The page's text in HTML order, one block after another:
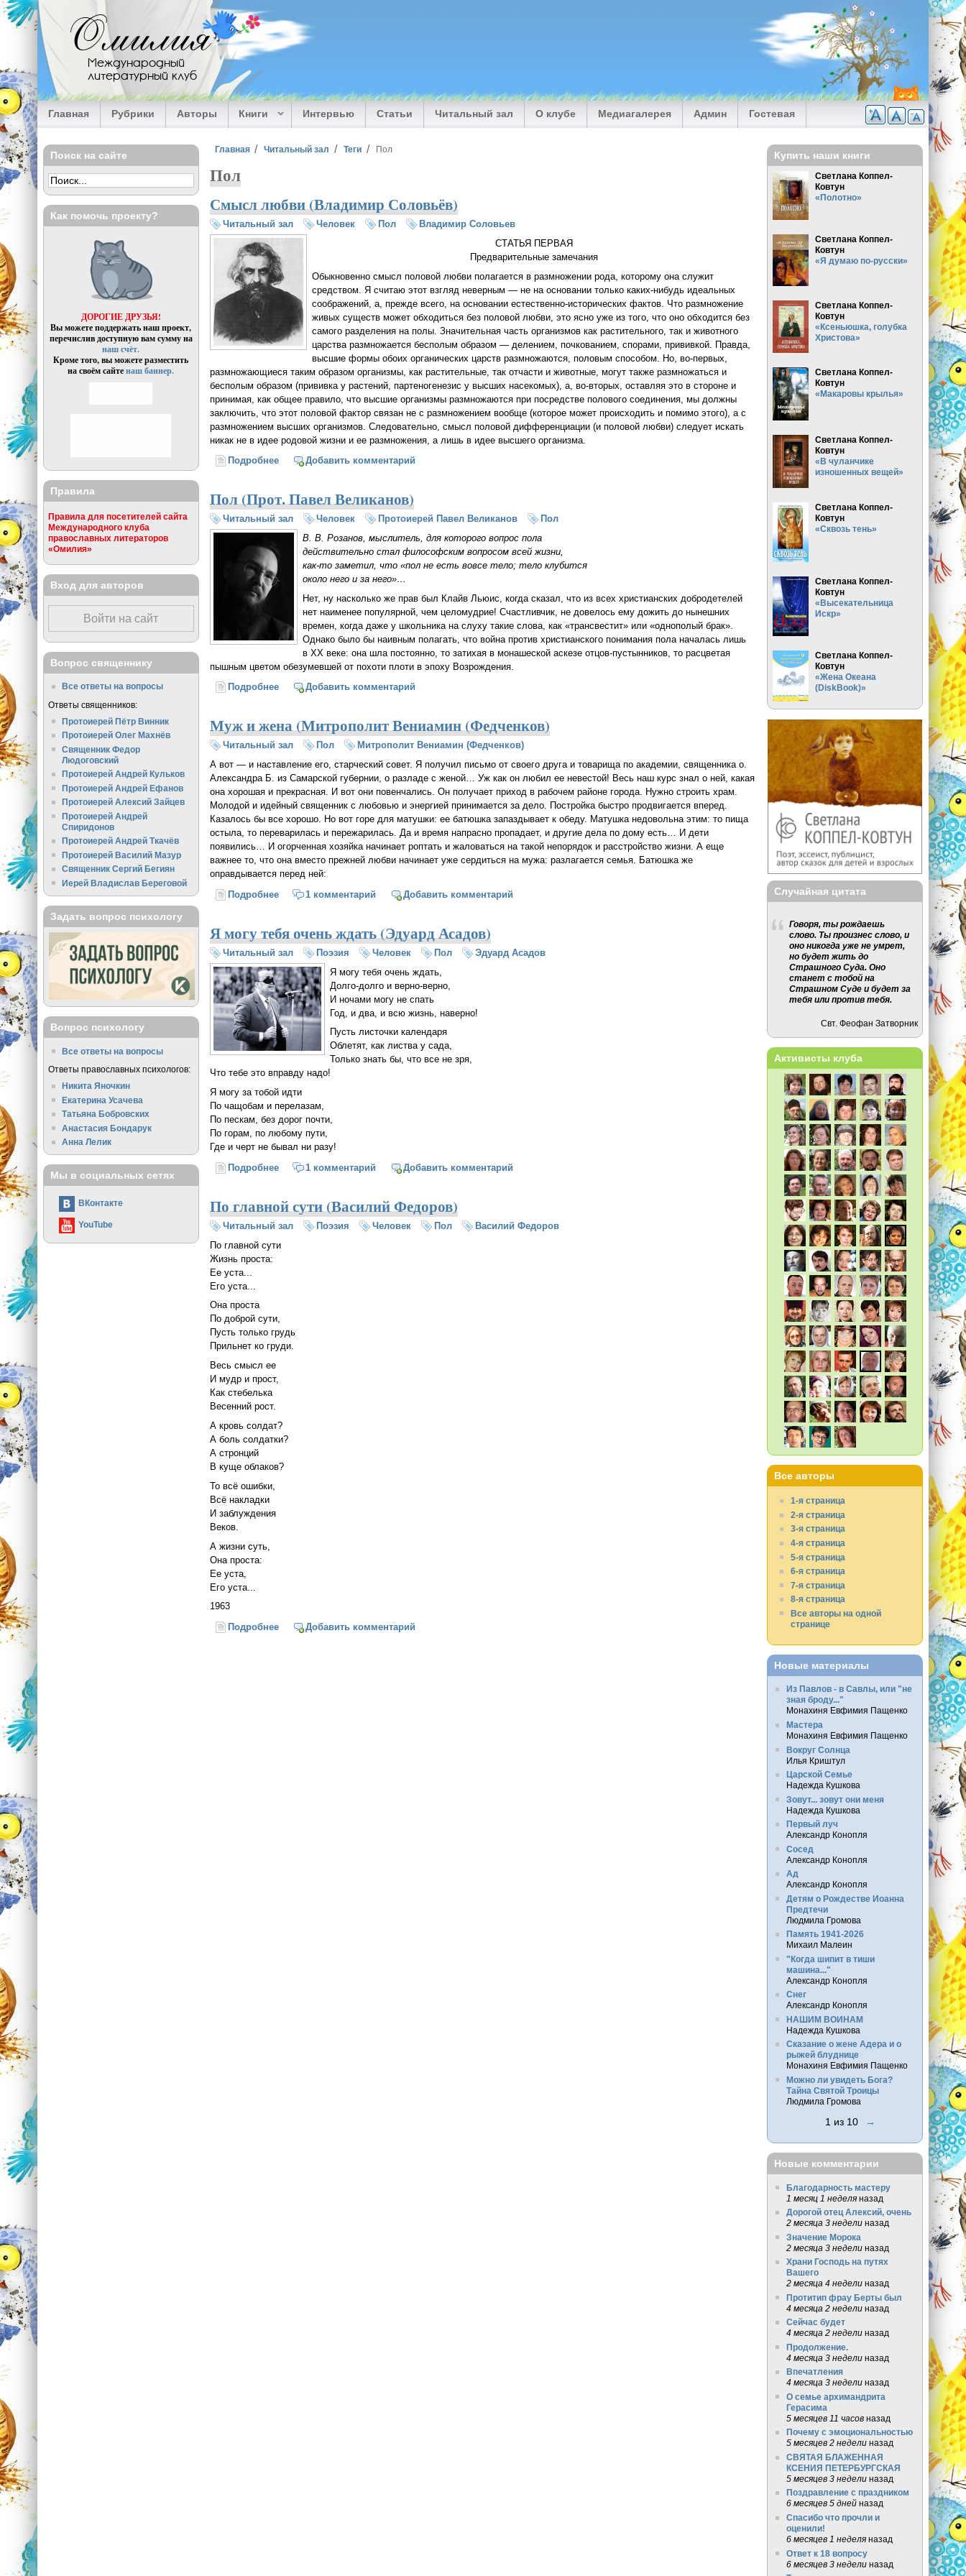
Перейти к основному содержанию
Омилия
Международный
литературный клуб
Главная Рубрики Авторы Книги Интервью Статьи Читальный зал О клубе Медиагалерея Админ Гостевая
Вы здесь
Главная Читальный зал Теги Пол
Пол
Смысл любви (Владимир Соловьёв)
Читальный зал Человек Пол
Владимир Соловьев
СТАТЬЯ ПЕРВАЯ
Предварительные замечания
Обыкновенно смысл половой любви полагается в размножении рода, которому она служит
средством. Я считаю этот взгляд неверным — не на основании только каких-нибудь идеальных
соображений, а, прежде всего, на основании естественно-исторических фактов. Что размножение
живых существ может обходиться без половой любви, это ясно уже из того, что оно обходится без
самого разделения на полы. Значительная часть организмов как растительного, так и животного
царства размножается бесполым образом — делением, почкованием, спорами, прививкой. Правда,
высшие формы обоих органических царств размножаются, половым способом. Но, во-первых,
размножающиеся таким образом организмы, как растительные, так отчасти и животные, могут также размножаться и
бесполым образом (прививка у растений, партеногенезис у высших насекомых), а, во-вторых, оставляя это в стороне и
принимая, как общее правило, что высшие организмы размножаются при посредстве полового соединения, мы должны
заключить, что этот половой фактор связан не с размножением вообще (которое может происходить и помимо этого), а с
размножением высших организмов. Следовательно, смысл половой дифференциации (и половой любви) следует искать
никак не в идее родовой жизни и ее размножения, а лишь в идее высшего организма.
Подробнеео Смысл любви (Владимир Соловьёв)
Добавить комментарий
Пол (Прот. Павел Великанов)
Читальный зал Человек Протоиерей Павел Великанов
Пол
В. В. Розанов , мыслитель, для которого вопрос пола
действительно стал философским вопросом всей жизни,
как-то заметил, что «пол не есть вовсе тело; тело клубится
около него и за него»…
Нет, ну насколько же прав был Клайв Льюис, когда сказал, что из всех христианских добродетелей
нет наименее популярной, чем целомудрие! Счастливчик, не довелось ему дожить до нынешних
времен, когда даже у школьника на слуху такие слова, как «трансвестит» или «однополый брак».
Однако было бы наивным полагать, что война против христианского понимания пола началась лишь
в ХХ веке: она шла постоянно, то затихая в монашеской аскезеотцов-пустынников , то расцветая
пышным цветом обезумевшей от похоти плоти в эпоху Возрождения.
Подробнеео Пол (Прот. Павел Великанов)
Добавить комментарий
Муж и жена (Митрополит Вениамин (Федченков)
Читальный зал Пол
Митрополит Вениамин (Федченков)
А вот — и наставление его, старческий совет. Я получил письмо от своего друга и товарища по академии, священника о.
Александра Б. из Самарской губернии, о разладе с женой… Уж как он любил ее невестой! Весь наш курс знал о ней, какая
она хорошая и прекрасная. И вот они повенчались. Он получает приход в рабочем районе города. Нужно строить храм.
Молодой и идейный священник с любовью и энергией принимается за дело. Постройка быстро продвигается вперед.
Казалось бы все хорошо. Но вот горе для матушки: ее батюшка запаздывает к обеду. Матушка недовольна этим: то пища
остыла, то переварилась и пережарилась. Да и время напрасно пропадает, и другие дела по дому есть… И дети
появились… И огорченная хозяйка начинает роптать и жаловаться на такой непорядок и расстройство жизни. А еще
важнее то, что она вместо прежней любви начинает уже сердиться на мужа: разлагается семья. Батюшка же
оправдывается перед ней:
Подробнеео Муж и жена (Митрополит Вениамин (Федченков)
1 комментарий Добавить комментарий
Я могу тебя очень ждать (Эдуард Асадов)
Читальный зал Поэзия Человек Пол
Эдуард Асадов
Я могу тебя очень ждать,
Долго-долго и верно-верно,
И ночами могу не спать
Год, и два, и всю жизнь, наверно!
Пусть листочки календаря
Облетят, как листва у сада,
Только знать бы, что все не зря,
Что тебе это вправду надо!
Я могу за тобой идти
По чащобам и перелазам,
По пескам, без дорог почти,
По горам, по любому пути,
Где и черт не бывал ни разу!
Подробнеео Я могу тебя очень ждать (Эдуард Асадов)
1 комментарий Добавить комментарий
По главной сути (Василий Федоров)
Читальный зал Поэзия Человек Пол
Василий Федоров
По главной сути
Жизнь проста:
Ее уста...
Его уста...
Она проста
По доброй сути,
Пусть только грудь
Прильнет ко груди.
Весь смысл ее
И мудр и прост,
Как стебелька
Весенний рост.
А кровь солдат?
А боль солдатки?
А стронций
В куще облаков?
То всё ошибки,
Всё накладки
И заблуждения
Веков.
А жизни суть,
Она проста:
Ее уста,
Его уста...
1963
Подробнеео По главной сути (Василий Федоров)
Добавить комментарий
Поиск на сайте
Как помочь проекту?
ДОРОГИЕ ДРУЗЬЯ!
Вы можете поддержать наш проект,
перечислив доступную вам сумму на
наш счёт.
Кроме того, вы можете разместить
на своём сайтенаш баннер.
Правила
Правила для посетителей сайта
Международного клуба
православных литераторов
«Омилия»
Вход для авторов
Войти на сайт
Вопрос священнику
Все ответы на вопросы
Ответы священников:
Протоиерей Пётр Винник
Протоиерей Олег Махнёв
Священник Федор
Людоговский
Протоиерей Андрей Кульков
Протоиерей Андрей Ефанов
Протоиерей Алексий Зайцев
Протоиерей Андрей
Спиридонов
Протоиерей Андрей Ткачёв
Протоиерей Василий Мазур
Священник Сергий Бегиян
Иерей Владислав Береговой
Задать вопрос психологу
Вопрос психологу
Все ответы на вопросы
Ответы православных психологов:
Никита Яночкин
Екатерина Усачева
Татьяна Бобровских
Анастасия Бондарук
Анна Лелик
Мы в социальных сетях
ВКонтакте
YouTube
Купить наши книги
Светлана Коппел-
Ковтун
«Полотно»
Светлана Коппел-
Ковтун
«Я думаю по-русски»
Светлана Коппел-
Ковтун
«Ксеньюшка, голубка
Христова»
Светлана Коппел-
Ковтун
«Макаровы крылья»
Светлана Коппел-
Ковтун
«В чуланчике
изношенных вещей»
Светлана Коппел-
Ковтун
«Сквозь тень»
Светлана Коппел-
Ковтун
«Высекательница
Искр»
Светлана Коппел-
Ковтун
«Жена Океана
(DiskBook)»
Случайная цитата
Говоря, ты рождаешь
слово. Ты произнес слово, и
оно никогда уже не умрет,
но будет жить до
Страшного Суда. Оно
станет с тобой на
Страшном Суде и будет за
тебя или против тебя.
Свт. Феофан Затворник
Активисты клуба
Все авторы
1-я страница
2-я страница
3-я страница
4-я страница
5-я страница
6-я страница
7-я страница
8-я страница
Все авторы на одной
странице
Новые материалы
Из Павлов - в Савлы, или "не
зная броду..."
Монахиня Евфимия Пащенко
Мастера
Монахиня Евфимия Пащенко
Вокруг Солнца
Илья Криштул
Царской Семье
Надежда Кушкова
Зовут... зовут они меня
Надежда Кушкова
Первый луч
Александр Конопля
Сосед
Александр Конопля
Ад
Александр Конопля
Детям о Рождестве Иоанна
Предтечи
Людмила Громова
Память 1941-2026
Михаил Малеин
"Когда шипит в тиши
машина..."
Александр Конопля
Снег
Александр Конопля
НАШИМ ВОИНАМ
Надежда Кушкова
Сказание о жене Адера и о
рыжей блуднице
Монахиня Евфимия Пащенко
Можно ли увидеть Бога?
Тайна Святой Троицы
Людмила Громова
1 из 10 →
Новые комментарии
Благодарность мастеру
1 месяц 1 неделяназад
Дорогой отец Алексий, очень
2 месяца 3 неделиназад
Значение Морока
2 месяца 3 неделиназад
Храни Господь на путях
Вашего
2 месяца 4 неделиназад
Протитип фрау Берты был
4 месяца 2 неделиназад
Сейчас будет
4 месяца 2 неделиназад
Продолжение.
4 месяца 3 неделиназад
Впечатления
4 месяца 3 неделиназад
О семье архимандрита
Герасима
5 месяцев 11 часовназад
Почему с эмоциональностью
5 месяцев 2 неделиназад
СВЯТАЯ БЛАЖЕННАЯ
КСЕНИЯ ПЕТЕРБУРГСКАЯ
5 месяцев 3 неделиназад
Поздравление с праздником
6 месяцев 5 днейназад
Спасибо что прочли и
оценили!
6 месяцев 1 неделяназад
Ответ к 18 вопросу
6 месяцев 3 неделиназад